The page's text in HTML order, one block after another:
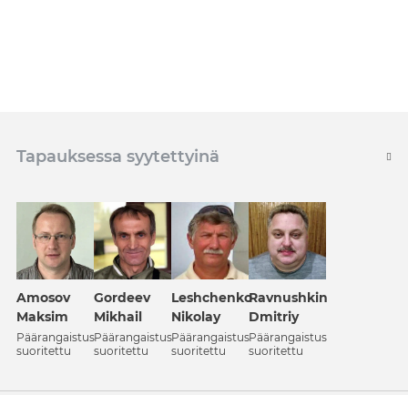
Tapauksessa syytettyinä
Amosov
Maksim
Päärangaistus
suoritettu
Gordeev
Mikhail
Päärangaistus
suoritettu
Leshchеnko
Nikolay
Päärangaistus
suoritettu
Ravnushkin
Dmitriy
Päärangaistus
suoritettu